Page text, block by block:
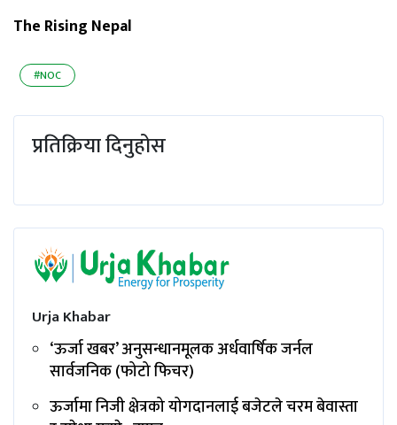
The Rising Nepal
#NOC
प्रतिक्रिया दिनुहोस
Urja Khabar
‘ऊर्जा खबर’ अनुसन्धानमूलक अर्धवार्षिक जर्नल
सार्वजनिक (फोटो फिचर)
ऊर्जामा निजी क्षेत्रको योगदानलाई बजेटले चरम बेवास्ता